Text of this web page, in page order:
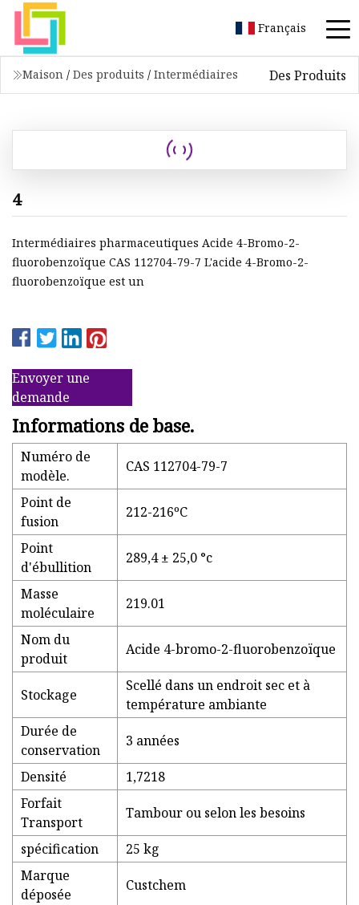
Français
Maison / Des produits / Intermédiaires Des Produits
4
Intermédiaires pharmaceutiques Acide 4-Bromo-2-
fluorobenzoïque CAS 112704-79-7 L'acide 4-Bromo-2-
fluorobenzoïque est un
Envoyer une
demande
Informations de base.
Numéro de
modèle.
CAS 112704-79-7
Point de
fusion
212-216ºC
Point
d'ébullition
289,4 ± 25,0 °c
Masse
moléculaire
219.01
Nom du
produit
Acide 4-bromo-2-fluorobenzoïque
Stockage
Scellé dans un endroit sec et à
température ambiante
Durée de
conservation
3 années
Densité
1,7218
Forfait
Transport
Tambour ou selon les besoins
spécification
25 kg
Marque
déposée
Custchem